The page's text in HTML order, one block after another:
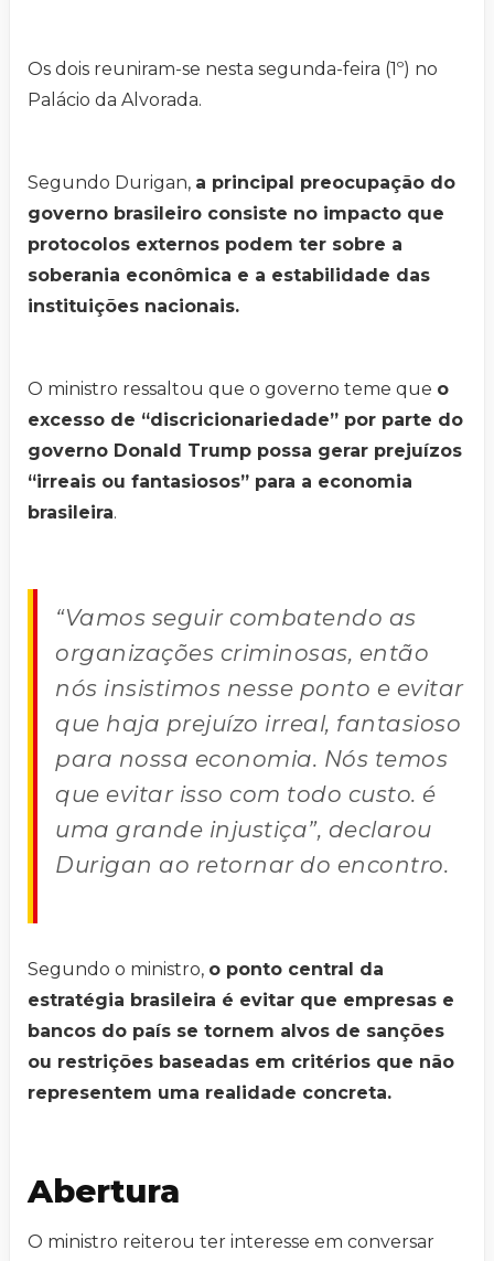
Os dois reuniram-se nesta segunda-feira (1º) no
Palácio da Alvorada.
Segundo Durigan, a principal preocupação do
governo brasileiro consiste no impacto que
protocolos externos podem ter sobre a
soberania econômica e a estabilidade das
instituições nacionais.
O ministro ressaltou que o governo teme que o
excesso de “discricionariedade” por parte do
governo Donald Trump possa gerar prejuízos
“irreais ou fantasiosos” para a economia
brasileira.
“Vamos seguir combatendo as
organizações criminosas, então
nós insistimos nesse ponto e evitar
que haja prejuízo irreal, fantasioso
para nossa economia. Nós temos
que evitar isso com todo custo. é
uma grande injustiça”, declarou
Durigan ao retornar do encontro.
Segundo o ministro, o ponto central da
estratégia brasileira é evitar que empresas e
bancos do país se tornem alvos de sanções
ou restrições baseadas em critérios que não
representem uma realidade concreta.
Abertura
O ministro reiterou ter interesse em conversar